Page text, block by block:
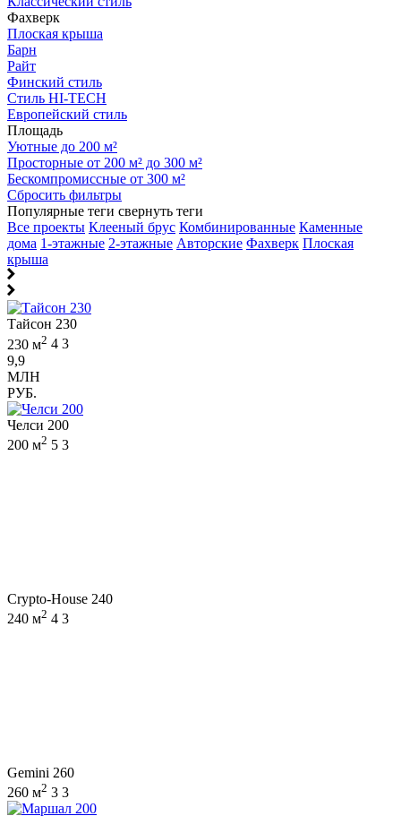
Фахверк
Плоская крыша
Барн
Райт
Финский стиль
Стиль HI-TECH
Европейский стиль
Площадь
Уютные до 200 м²
Просторные от 200 м² до 300 м²
Бескомпромиссные от 300 м²
Сбросить фильтры
Популярные теги свернуть теги
Все проекты Клееный брус Комбинированные Каменные
дома 1-этажные 2-этажные Авторские Фахверк Плоская
крыша
Тайсон 230
230 м2 4 3
9,9
МЛН
РУБ.
Челси 200
200 м2 5 3
Crypto-House 240
240 м2 4 3
Gemini 260
260 м2 3 3